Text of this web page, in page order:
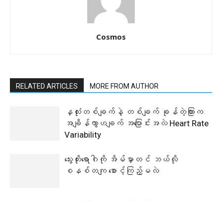
Cosmos
RELATED ARTICLES MORE FROM AUTHOR
နှလုံးတစ်ချက်နဲ့ တစ်ချက် ခုန်တဲ့ကြားက
အချိန်ကွာဟချက် အပြောင်းအလဲ Heart Rate
Variability
သွေးတိုးရောဂါကို အိမ်မှာတင် ဘယ်လို
စနစ်တကျ စောင့်ကြည့်မလဲ